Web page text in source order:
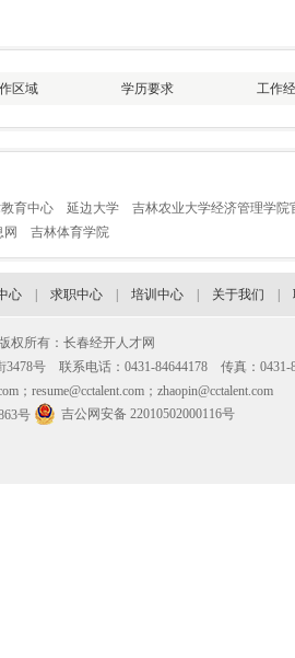
区域 学历要求 工作
育中心 延边大学 吉林农业大学经济管理学院
网 吉林体育学院
心 求职中心 培训中心 关于我们
版权所有：长春经开人才网
号 联系电话：0431-84644178 传真：0431-
；resume@cctalent.com；zhaopin@cctalent.com
号
吉公网安备 22010502000116号